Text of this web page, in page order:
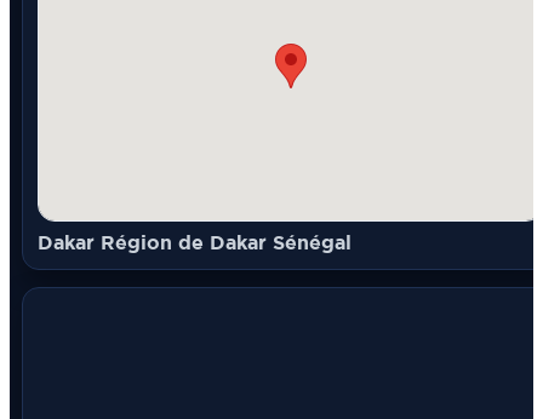
Dakar Région de Dakar Sénégal